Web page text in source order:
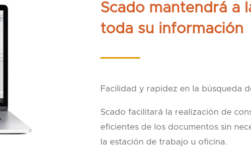
Scado mantendrá a
toda su información
Facilidad y rapidez en la búsqueda
Scado facilitará la realización de
eficientes de los documentos sin
la estación de trabajo u oficina.